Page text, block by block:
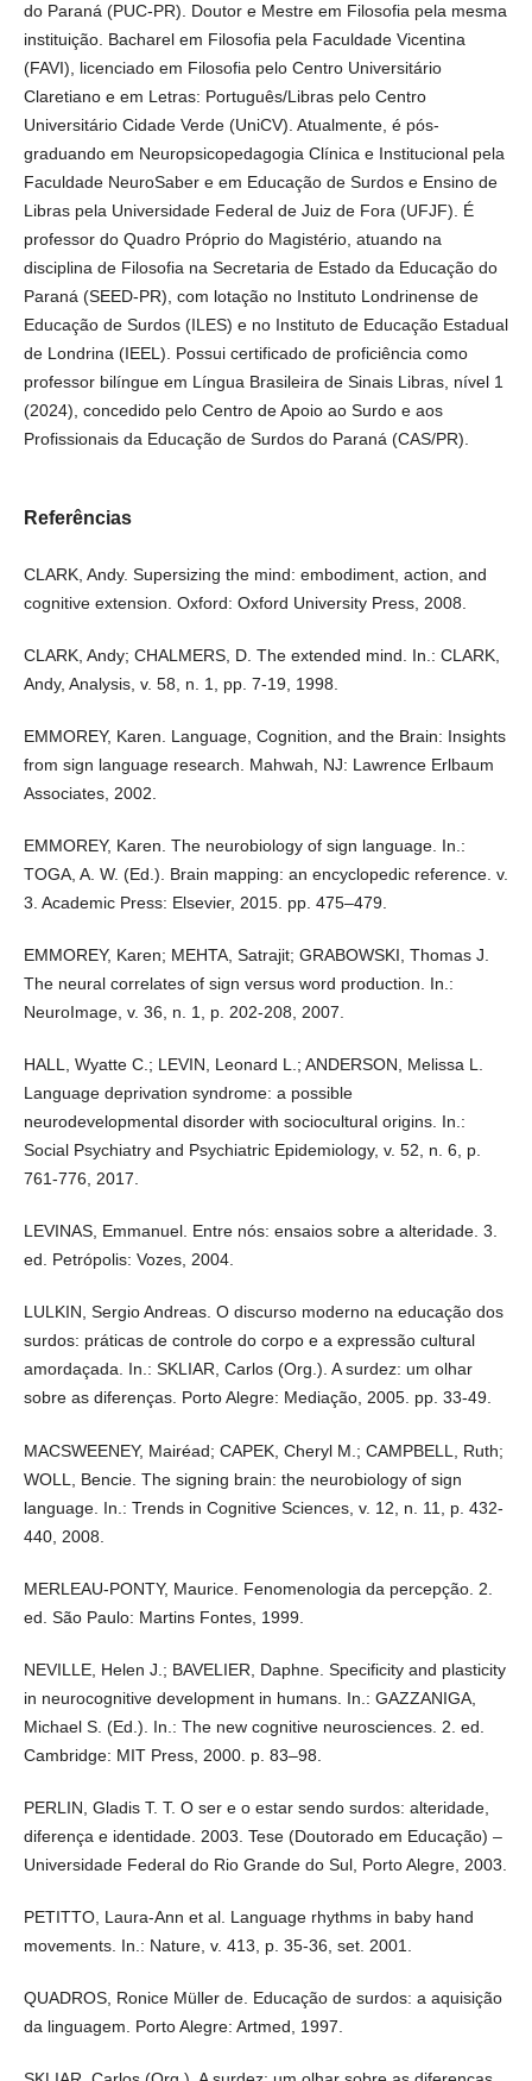
do Paraná (PUC-PR). Doutor e Mestre em Filosofia pela mesma
instituição. Bacharel em Filosofia pela Faculdade Vicentina
(FAVI), licenciado em Filosofia pelo Centro Universitário
Claretiano e em Letras: Português/Libras pelo Centro
Universitário Cidade Verde (UniCV). Atualmente, é pós-
graduando em Neuropsicopedagogia Clínica e Institucional pela
Faculdade NeuroSaber e em Educação de Surdos e Ensino de
Libras pela Universidade Federal de Juiz de Fora (UFJF). É
professor do Quadro Próprio do Magistério, atuando na
disciplina de Filosofia na Secretaria de Estado da Educação do
Paraná (SEED-PR), com lotação no Instituto Londrinense de
Educação de Surdos (ILES) e no Instituto de Educação Estadual
de Londrina (IEEL). Possui certificado de proficiência como
professor bilíngue em Língua Brasileira de Sinais Libras, nível 1
(2024), concedido pelo Centro de Apoio ao Surdo e aos
Profissionais da Educação de Surdos do Paraná (CAS/PR).
Referências
CLARK, Andy. Supersizing the mind: embodiment, action, and
cognitive extension. Oxford: Oxford University Press, 2008.
CLARK, Andy; CHALMERS, D. The extended mind. In.: CLARK,
Andy, Analysis, v. 58, n. 1, pp. 7-19, 1998.
EMMOREY, Karen. Language, Cognition, and the Brain: Insights
from sign language research. Mahwah, NJ: Lawrence Erlbaum
Associates, 2002.
EMMOREY, Karen. The neurobiology of sign language. In.:
TOGA, A. W. (Ed.). Brain mapping: an encyclopedic reference. v.
3. Academic Press: Elsevier, 2015. pp. 475–479.
EMMOREY, Karen; MEHTA, Satrajit; GRABOWSKI, Thomas J.
The neural correlates of sign versus word production. In.:
NeuroImage, v. 36, n. 1, p. 202-208, 2007.
HALL, Wyatte C.; LEVIN, Leonard L.; ANDERSON, Melissa L.
Language deprivation syndrome: a possible
neurodevelopmental disorder with sociocultural origins. In.:
Social Psychiatry and Psychiatric Epidemiology, v. 52, n. 6, p.
761-776, 2017.
LEVINAS, Emmanuel. Entre nós: ensaios sobre a alteridade. 3.
ed. Petrópolis: Vozes, 2004.
LULKIN, Sergio Andreas. O discurso moderno na educação dos
surdos: práticas de controle do corpo e a expressão cultural
amordaçada. In.: SKLIAR, Carlos (Org.). A surdez: um olhar
sobre as diferenças. Porto Alegre: Mediação, 2005. pp. 33-49.
MACSWEENEY, Mairéad; CAPEK, Cheryl M.; CAMPBELL, Ruth;
WOLL, Bencie. The signing brain: the neurobiology of sign
language. In.: Trends in Cognitive Sciences, v. 12, n. 11, p. 432-
440, 2008.
MERLEAU-PONTY, Maurice. Fenomenologia da percepção. 2.
ed. São Paulo: Martins Fontes, 1999.
NEVILLE, Helen J.; BAVELIER, Daphne. Specificity and plasticity
in neurocognitive development in humans. In.: GAZZANIGA,
Michael S. (Ed.). In.: The new cognitive neurosciences. 2. ed.
Cambridge: MIT Press, 2000. p. 83–98.
PERLIN, Gladis T. T. O ser e o estar sendo surdos: alteridade,
diferença e identidade. 2003. Tese (Doutorado em Educação) –
Universidade Federal do Rio Grande do Sul, Porto Alegre, 2003.
PETITTO, Laura-Ann et al. Language rhythms in baby hand
movements. In.: Nature, v. 413, p. 35-36, set. 2001.
QUADROS, Ronice Müller de. Educação de surdos: a aquisição
da linguagem. Porto Alegre: Artmed, 1997.